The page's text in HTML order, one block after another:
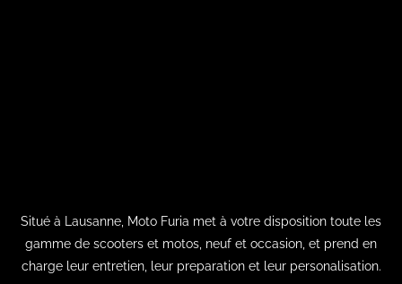
Situé à Lausanne, Moto Furia met à votre disposition toute les
gamme de scooters et motos, neuf et occasion, et prend en
charge leur entretien, leur preparation et leur personalisation.